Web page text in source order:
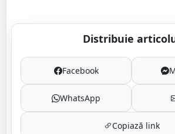
Distribuie
Facebook
WhatsApp
Copiază link